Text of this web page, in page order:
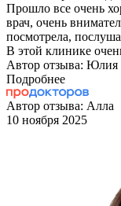
Прошло все очень
врач, очень
посмотрела,
В этой клинике
Автор отзыва: Юлия
Подробнее
Автор отзыва: Алла
10 ноября 2025